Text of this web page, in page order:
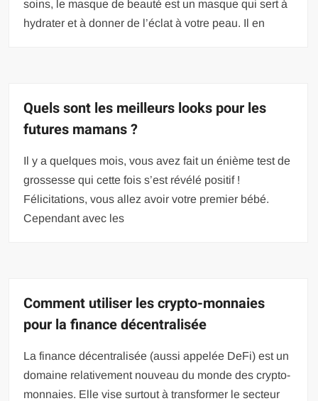
soins, le masque de beauté est un masque qui sert à
hydrater et à donner de l’éclat à votre peau. Il en
Quels sont les meilleurs looks pour les
futures mamans ?
Il y a quelques mois, vous avez fait un énième test de
grossesse qui cette fois s’est révélé positif !
Félicitations, vous allez avoir votre premier bébé.
Cependant avec les
Comment utiliser les crypto-monnaies
pour la finance décentralisée
La finance décentralisée (aussi appelée DeFi) est un
domaine relativement nouveau du monde des crypto-
monnaies. Elle vise surtout à transformer le secteur